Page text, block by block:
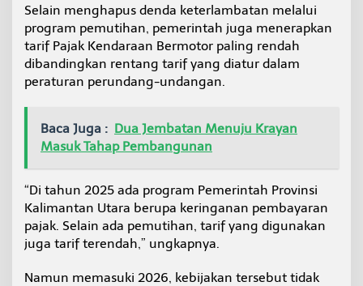
n
i
K
a
l
r
a
Selain menghapus denda keterlambatan melalui
program pemutihan, pemerintah juga menerapkan
tarif Pajak Kendaraan Bermotor paling rendah
dibandingkan rentang tarif yang diatur dalam
peraturan perundang-undangan.
Baca Juga : Dua Jembatan Menuju Krayan
Masuk Tahap Pembangunan
“Di tahun 2025 ada program Pemerintah Provinsi
Kalimantan Utara berupa keringanan pembayaran
pajak. Selain ada pemutihan, tarif yang digunakan
juga tarif terendah,” ungkapnya.
Namun memasuki 2026, kebijakan tersebut tidak